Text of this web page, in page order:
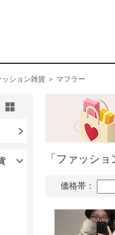
ッション雑貨 ＞ マフラー
「ファッシ
価格帯：